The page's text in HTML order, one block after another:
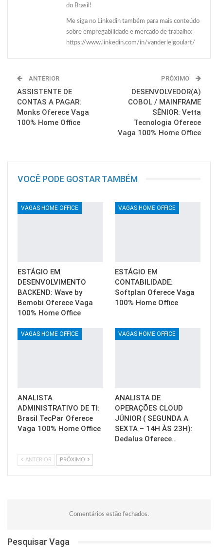
do Brasil!
Me siga no Linkedin também para mais conteúdo
sobre empregabilidade e mercado de trabalho:
https://www.linkedin.com/in/vanderleigoulart/
ANTERIOR
ASSISTENTE DE
CONTAS A PAGAR:
Monks Oferece Vaga
100% Home Office
PRÓXIMO
DESENVOLVEDOR(A)
COBOL / MAINFRAME
SÊNIOR: Vetta
Tecnologia Oferece
Vaga 100% Home Office
VOCÊ PODE GOSTAR TAMBÉM
VAGAS HOME OFFICE
ESTÁGIO EM
DESENVOLVIMENTO
BACKEND: Wave by
Bemobi Oferece Vaga
100% Home Office
VAGAS HOME OFFICE
ESTÁGIO EM
CONTABILIDADE:
Softplan Oferece Vaga
100% Home Office
VAGAS HOME OFFICE
ANALISTA
ADMINISTRATIVO DE TI:
Brasil TecPar Oferece
Vaga 100% Home Office
VAGAS HOME OFFICE
ANALISTA DE
OPERAÇÕES CLOUD
JÚNIOR ( SEGUNDA A
SEXTA – 14H ÀS 23H):
Dedalus Oferece…
ANTERIOR PRÓXIMO
Comentários estão fechados.
Pesquisar Vaga